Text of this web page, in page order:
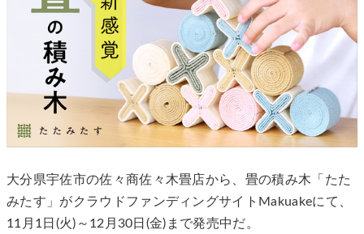
大分県宇佐市の佐々商佐々木畳店から、畳の積み木「たた
みたす」がクラウドファンディングサイトMakuakeにて、
11月1日(火)～12月30日(金)まで発売中だ。